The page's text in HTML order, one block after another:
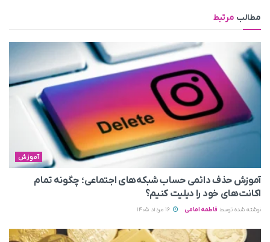
مطالب مرتبط
آموزش
آموزش حذف دائمی حساب شبکه‌های اجتماعی؛ چگونه تمام
اکانت‌های خود را دیلیت کنیم؟
نوشته شده توسط فاطمه امامی